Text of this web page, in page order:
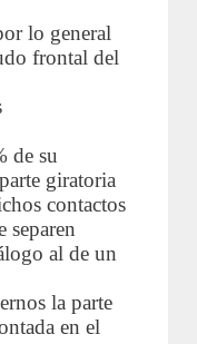
lo general
frontal del
de su
giratoria
contactos
separen
al de un
la parte
en el